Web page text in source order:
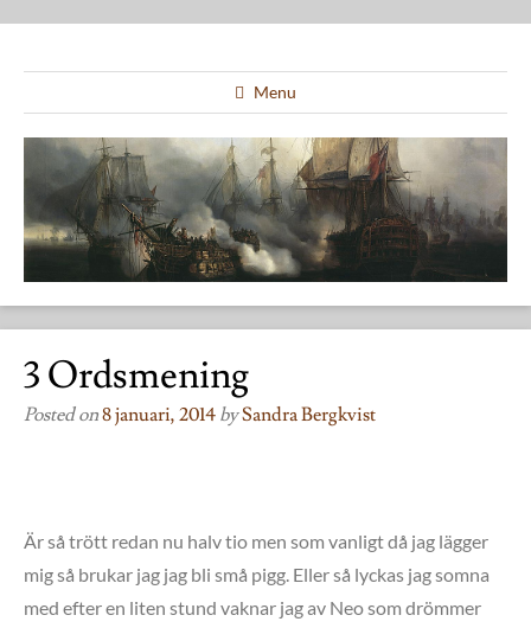
Menu
3 Ordsmening
Posted on8 januari, 2014 bySandra Bergkvist
Är så trött redan nu halv tio men som vanligt då jag lägger
mig så brukar jag jag bli små pigg. Eller så lyckas jag somna
med efter en liten stund vaknar jag av Neo som drömmer